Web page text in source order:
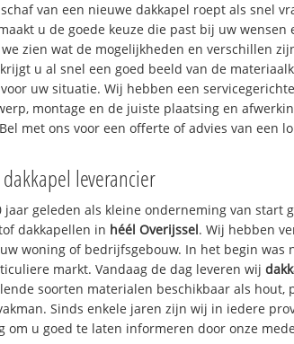
van een nieuwe dakkapel roept als snel
u de goede keuze die past bij uw
zien wat de mogelijkheden en verschillen
u al snel een goed beeld van de
uw situatie. Wij hebben een
montage en de juiste plaatsing en
met ons voor een offerte of advies van een
leverancier
geleden als kleine onderneming van start
dakkapellen in héél Overijssel. Wij hebben
woning of bedrijfsgebouw. In het begin was
markt. Vandaag de dag leveren wij
soorten materialen beschikbaar als hout,
Sinds enkele jaren zijn wij in iedere
om u goed te laten informeren door onze